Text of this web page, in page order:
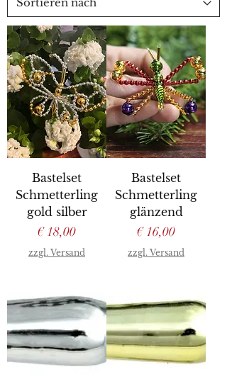
Bastelset
Schmetterling
gold silber
Preis
€ 18,00
zzgl. Versand
Bastelset
Schmetterling
glänzend
Preis
€ 16,00
zzgl. Versand